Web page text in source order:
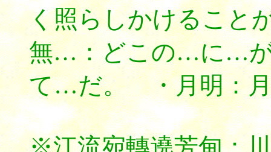
く照らしかけるこ
無…：どこの…に…が
て…だ。 ・月明：